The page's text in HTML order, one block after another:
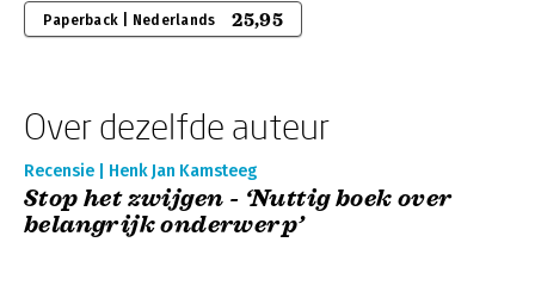
Paperback | Nederlands 25,95
Over dezelfde auteur
Recensie | Henk Jan Kamsteeg
Stop het zwijgen - ‘Nuttig boek over
belangrijk onderwerp’